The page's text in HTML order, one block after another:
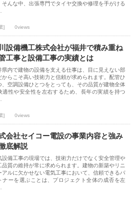
そんな中、出張専門でタイヤ交換や修理を手がける
] 0views
設備機工株式会社が福井で積み重ね
工事と設備工事の実績とは
県内で建物の設備を支える仕事は、目に見えない部
からこそ高い技術力と信頼が求められます。配管ひ
、空調設備ひとつをとっても、その品質が建物全体
適性や安全性を左右するため、長年の実績を持つ
] 0views
会社セイコー電設の事業内容と強み
底解説
設備工事の現場では、技術力だけでなく安全管理や
品質の維持が常に求められます。建物の新築やリニ
アルに欠かせない電気工事において、信頼できるパ
ナーを選ぶことは、プロジェクト全体の成否を左